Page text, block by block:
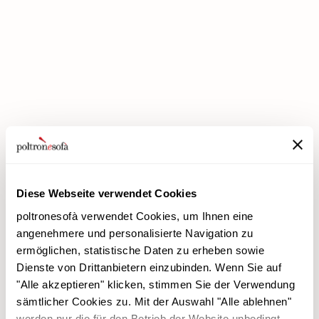
Diese Webseite verwendet Cookies
poltronesofà verwendet Cookies, um Ihnen eine
angenehmere und personalisierte Navigation zu
ermöglichen, statistische Daten zu erheben sowie
Dienste von Drittanbietern einzubinden. Wenn Sie auf
"Alle akzeptieren" klicken, stimmen Sie der Verwendung
sämtlicher Cookies zu. Mit der Auswahl "Alle ablehnen"
poltronesofà
Warum uns wählen
Unsere Filialen
Produkte
Werbeaktionen
Verkleidungen